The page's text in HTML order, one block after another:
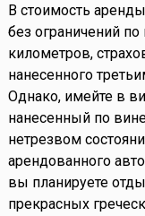
В стоимость
без ограничений
километров,
нанесенного
Однако, имейте в
нанесенный по
нетрезвом
арендованного
вы планируете
прекрасных